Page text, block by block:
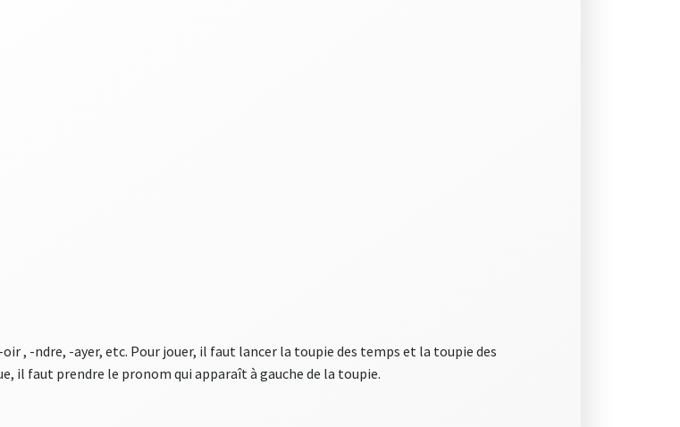
oir , -ndre, -ayer, etc. Pour jouer, il faut lancer la toupie des temps et la toupie des
il faut prendre le pronom qui apparaît à gauche de la toupie.